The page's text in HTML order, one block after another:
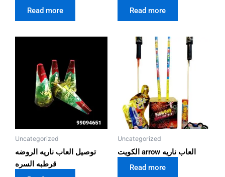
Read more
Read more
Uncategorized
توصيل العاب ناريه الروضه
قرطبه السره
Uncategorized
الكويت arrow العاب ناريه
Read more